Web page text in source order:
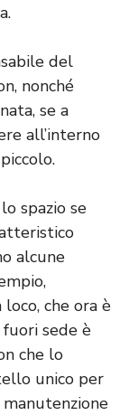
del
nonché
se a
all’interno
spazio se
alcune
loco, che ora è
fuori sede è
che lo
unico per